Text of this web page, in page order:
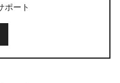
ポート